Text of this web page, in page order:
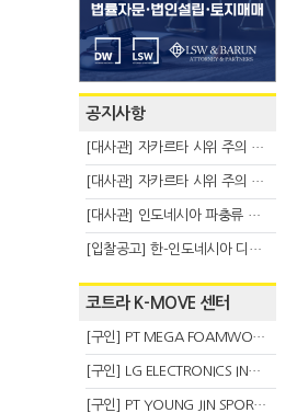
공지사항
[대사관] 자카르타 시위 주의 안내(8.6)
[대사관] 자카르타 시위 주의 안내(8.3)
[대사관] 인도네시아 파충류 불법 반출 주의 (7.29)
[입찰공고] 한-인도네시아 디지털융복합 탈 전시회
코트라 K-MOVE 센터
[구인] PT MEGA FOAMWORKS INDONESIA
[구인] LG ELECTRONICS INDONESIA
[구인] PT YOUNG JIN SPORT INDONESIA